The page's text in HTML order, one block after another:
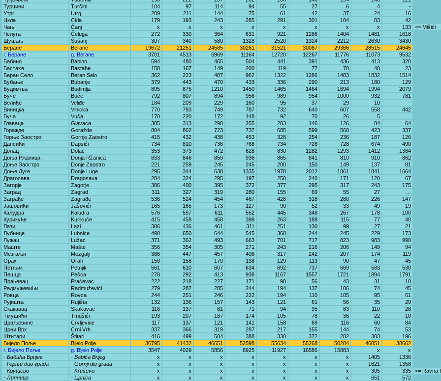
Турчини
Turčini 104 97 114 94 55 27 6 4
-
Утрг
Utrg 209 211 144 75 61 42 37 24
16
Цкла
Ckla 179 193 243 285 291 301 104 83
42
Чањ
Čanj x x x x x x x x 133
<= Mišići
Челуга
Čeluga 272 330 364 631 921 1286 1404 1481
1618
Шушањ
Šušanj 307 340 580 1328 2520 1324 2212 2630
3430
Беране
Berane 19672 21251 24585 30261 31521 30087 29366 28515
24645
г. Беране
g. Berane 3701 4513 6969 11164 12720 12267 11776 11073
9532
Бабино
Babino 594 480 465 504 441 391 436 413
320
Бастахе
Bastahe 158 167 149 200 119 77 70 40
23
Беран Село
Beran Selo 362 223 487 962 1322 1286 1483 1832
1514
Бубање
Bubanje 379 443 470 433 336 290 213 180
129
Будимља
Budimlja 895 875 1210 1450 1465 1464 1694 1994
2079
Буче
Buče 792 807 894 956 989 954 1000 932
781
Велиђе
Veliđe 184 209 229 160 95 37 29 10
-
Виницка
Vinicka 770 793 749 787 732 640 607 558
442
Вуча
Vuča 170 220 172 148 92 70 26 5
Главаца
Glavaca 305 313 298 255 203 146 126 84
64
Горажде
Goražde 804 802 723 737 685 599 560 423
337
Горње Заостро
Gornje Zaostro 415 432 438 453 328 254 236 187
126
Дапсићи
Dapsići 734 810 736 768 734 728 728 674
490
Долац
Dolac 353 373 472 628 830 1282 1293 1412
1364
Доња Ржаница
Donja Ržanica 833 846 859 936 865 841 810 910
862
Доње Заостро
Donje Zaostro 221 259 245 245 200 150 149 137
81
Доње Луге
Donje Luge 295 344 638 1335 1978 2012 1861 1841
1664
Драгосава
Dragosava 284 324 295 197 250 240 171 120
67
Загорје
Zagorje 386 400 395 372 377 295 317 243
175
Заград
Zagrad 311 327 319 280 155 69 55 27
Заграђе
Zagrađe 536 524 454 467 428 318 280 226
147
Јашовићи
Jašovići 165 165 173 127 90 52 33 49
19
Калудра
Kaludra 576 597 611 552 445 348 267 178
100
Курикуће
Kurikuće 415 458 458 398 263 188 115 77
40
Лази
Lazi 386 436 461 311 251 130 99 27
21
Лубнице
Lubnice 490 650 644 545 368 244 245 229
173
Лужац
Lužac 371 362 493 663 701 717 823 983
990
Маште
Mašte 356 354 305 271 243 216 206 149
94
Мезгаљи
Mezgalji 386 447 457 406 317 242 207 174
119
Орах
Orah 150 158 170 138 129 113 90 47
45
Петњик
Petnjik 561 610 607 634 692 737 669 583
530
Пешца
Pešca 278 292 413 938 1167 1557 1721 1894
1791
Праћевац
Praćevac 222 218 227 171 98 56 43 31
10
Радмужевићи
Radmuževići 279 287 285 244 194 137 106 74
45
Ровца
Rovca 244 251 246 222 194 110 105 95
61
Рујишта
Rujišta 132 136 157 143 121 61 56 35
29
Скакавац
Skakavac 116 137 81 71 94 95 83 110
28
Тмушићи
Tmušići 193 207 187 174 105 78 36 22
10
Црвљевине
Crvljevine 117 137 121 141 158 69 116 60
84
Црни Врх
Crni Vrh 337 366 319 287 217 155 144 74
53
Штитари
Štitari 416 499 504 388 330 372 282 303
196
Бијело Поље
Bijelo Polje 36795 41432 46651 52598 55634 55268 50284 46051
38662
г. Бијело Поље
g. Bijelo Polje 3547 4029 5856 8925 11927 16586 15883 x
x
- Бабића Бријег
- Babića Brijeg x x x x x x x 1405
1336
- Горњи дио града
- Gornji dio grada x x x x x x x 1621
1358
- Крушево
- Kruševo x x x x x x x 305 335
<= Ravna
- Липница
- Lipnica x x x x x x x 651
572